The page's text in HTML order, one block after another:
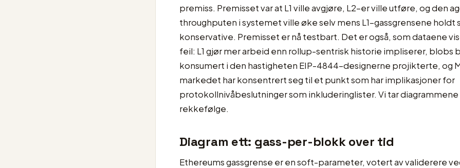
premiss. Premisset var at L1 ville avgjøre, L2-er ville utføre, og den
throughputen i systemet ville øke selv mens L1-gassgrensene holdt
konservative. Premisset er nå testbart. Det er også, som dataene
feil: L1 gjør mer arbeid enn rollup-sentrisk historie impliserer, blobs
konsumert i den hastigheten EIP-4844-designerne projikterte, og
markedet har konsentrert seg til et punkt som har implikasjoner for
protokollnivåbeslutninger som inkluderinglister. Vi tar diagrammene
rekkefølge.
Diagram ett: gass-per-blokk over tid
Ethereums gassgrense er en soft-parameter, votert av validerere